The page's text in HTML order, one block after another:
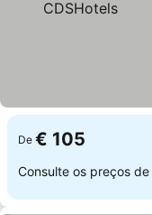
De € 105
Consulte os preços de